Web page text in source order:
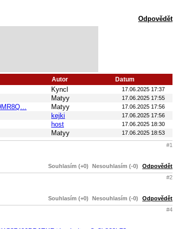
Odpovědět
Autor Datum
Kyncl 17.06.2025 17:37
Matyy 17.06.2025 17:55
Matyy 17.06.2025 17:56
kejki 17.06.2025 17:56
host 17.06.2025 18:30
Matyy 17.06.2025 18:53
#1
Souhlasím (+0) Nesouhlasím (-0) Odpovědět
#2
Souhlasím (+0) Nesouhlasím (-0) Odpovědět
#4